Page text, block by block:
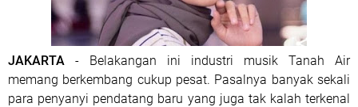
JAKARTA - Belakangan ini industri musik Tanah Air
memang berkembang cukup pesat. Pasalnya banyak sekali
para penyanyi pendatang baru yang juga tak kalah terkenal